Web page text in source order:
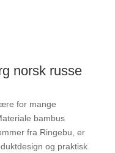
norsk russe
for mange
bambus
fra Ringebu, er
og praktisk